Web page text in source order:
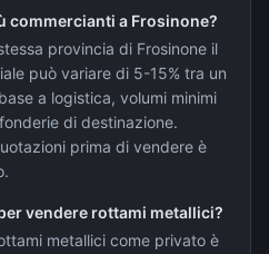
commercianti a Frosinone?
provincia di Frosinone il
può variare di 5-15% tra un
a logistica, volumi minimi
di destinazione.
prima di vendere è
vendere rottami metallici?
metallici come privato è